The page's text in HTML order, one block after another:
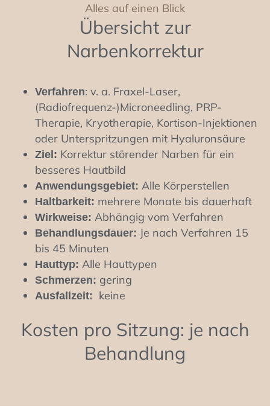
Alles auf einen Blick
Übersicht zur
Narbenkorrektur
Verfahren: v. a. Fraxel-Laser,
(Radiofrequenz-)Microneedling, PRP-
Therapie, Kryotherapie, Kortison-Injektionen
oder Unterspritzungen mit Hyaluronsäure
Ziel: Korrektur störender Narben für ein
besseres Hautbild
Anwendungsgebiet: Alle Körperstellen
Haltbarkeit: mehrere Monate bis dauerhaft
Wirkweise: Abhängig vom Verfahren
Behandlungsdauer: Je nach Verfahren 15
bis 45 Minuten
Hauttyp: Alle Hauttypen
Schmerzen: gering
Ausfallzeit: keine
Kosten pro Sitzung: je nach
Behandlung